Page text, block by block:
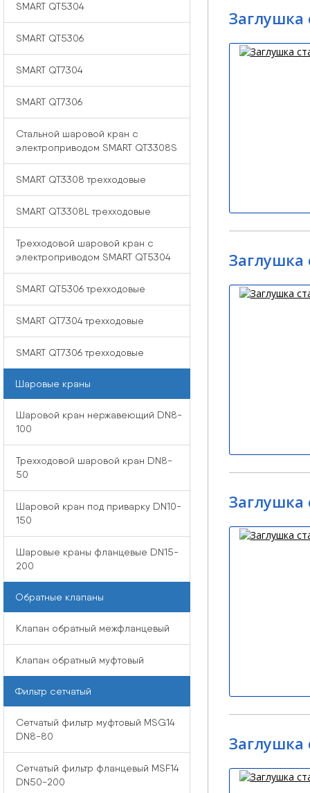
Заглушка
Заглушка
Заглушка
Заглушка
SMART QT5304
SMART QT5306
SMART QT7304
SMART QT7306
Стальной шаровой кран с
электроприводом SMART QT3308S
SMART QT3308 трехходовые
SMART QT3308L трехходовые
Трехходовой шаровой кран с
электроприводом SMART QT5304
SMART QT5306 трехходовые
SMART QT7304 трехходовые
SMART QT7306 трехходовые
Шаровые краны
Шаровой кран нержавеющий DN8-
100
Трехходовой шаровой кран DN8-
50
Шаровой кран под приварку DN10-
150
Шаровые краны фланцевые DN15-
200
Обратные клапаны
Клапан обратный межфланцевый
Клапан обратный муфтовый
Фильтр сетчатый
Сетчатый фильтр муфтовый MSG14
DN8-80
Сетчатый фильтр фланцевый MSF14
DN50-200